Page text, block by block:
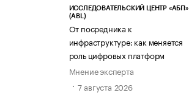
ИССЛЕДОВАТЕЛЬСКИЙ ЦЕНТР «АБП»
(ABL)
От посредника к
инфраструктуре: как меняется
роль цифровых платформ
Мнение эксперта
7 августа 2026